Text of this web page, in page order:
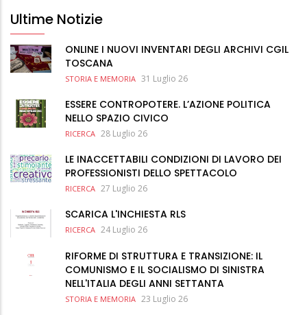
Ultime Notizie
ONLINE I NUOVI INVENTARI DEGLI ARCHIVI CGIL
TOSCANA
STORIA E MEMORIA 31 Luglio 26
ESSERE CONTROPOTERE. L’AZIONE POLITICA
NELLO SPAZIO CIVICO
RICERCA 28 Luglio 26
LE INACCETTABILI CONDIZIONI DI LAVORO DEI
PROFESSIONISTI DELLO SPETTACOLO
RICERCA 27 Luglio 26
SCARICA L'INCHIESTA RLS
RICERCA 24 Luglio 26
RIFORME DI STRUTTURA E TRANSIZIONE: IL
COMUNISMO E IL SOCIALISMO DI SINISTRA
NELL'ITALIA DEGLI ANNI SETTANTA
STORIA E MEMORIA 23 Luglio 26